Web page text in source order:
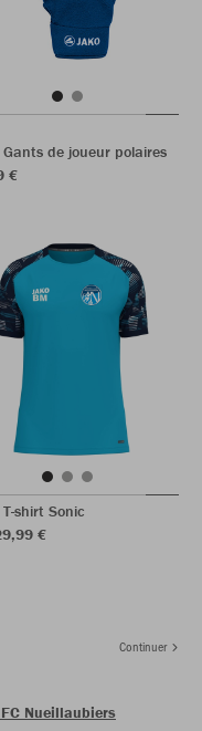
Gants de joueur polaires
€
T-shirt Sonic
€
Continuer
Nueillaubiers